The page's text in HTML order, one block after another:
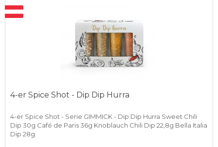
4-er Spice Shot - Dip Dip Hurra
4-er Spice Shot - Serie GIMMICK - Dip Dip Hurra Sweet Chili
Dip 30g Café de Paris 36g Knoblauch Chili Dip 22,8g Bella Italia
Dip 28g